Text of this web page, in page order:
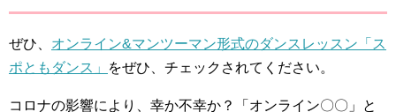
ぜひ、 オンライン&マンツーマン形式のダンスレッスン「ス
ポともダンス」
をぜひ、チェックされてください。
コロナの影響により、幸か不幸か？「オンライン〇〇」と